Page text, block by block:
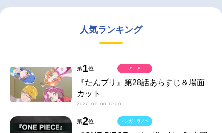
人気ランキング
第1位
『たんプリ』第28話あらすじ＆場面
カット
2026-08-08 12:00
アニメ
第2位 マンガ・ラノベ